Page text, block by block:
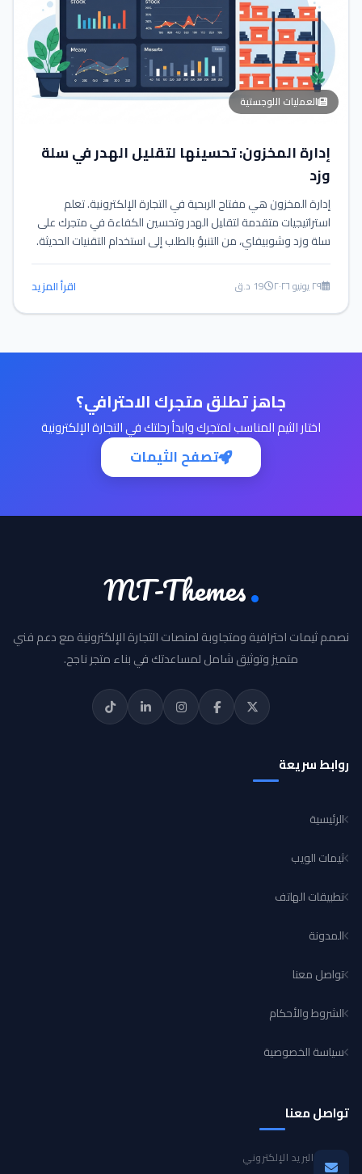
العمليات اللوجستية
إدارة المخزون: تحسينها لتقليل الهدر في سلة
وزد
إدارة المخزون هي مفتاح الربحية في التجارة الإلكترونية. تعلم
استراتيجيات متقدمة لتقليل الهدر وتحسين الكفاءة في متجرك على
سلة وزد وشوبيفاي، من التنبؤ بالطلب إلى استخدام التقنيات الحديثة.
٢٩ يونيو ٢٠٢٦ 19 د.ق اقرأ المزيد
جاهز تطلق متجرك الاحترافي؟
اختار الثيم المناسب لمتجرك وابدأ رحلتك في التجارة الإلكترونية
تصفح الثيمات
MT-Themes
نصمم ثيمات احترافية ومتجاوبة لمنصات التجارة الإلكترونية مع دعم فني
متميز وتوثيق شامل لمساعدتك في بناء متجر ناجح.
روابط سريعة
الرئيسية
ثيمات الويب
تطبيقات الهاتف
المدونة
تواصل معنا
الشروط والأحكام
سياسة الخصوصية
تواصل معنا
البريد الإلكتروني